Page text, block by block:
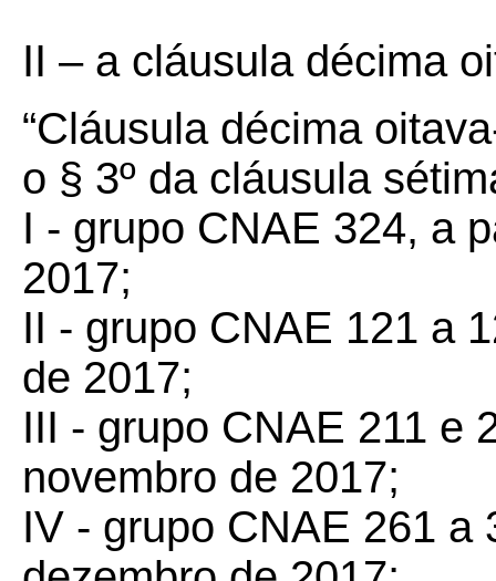
II – a cláusula décima
“Cláusula décima
o § 3º da cláusula
I - grupo CNAE 324, a
2017;
II - grupo CNAE 121 a
de 2017;
III - grupo CNAE 211 e
novembro de 2017;
IV - grupo CNAE 261 a